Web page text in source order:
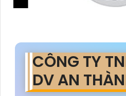
CÔNG TY
DV AN